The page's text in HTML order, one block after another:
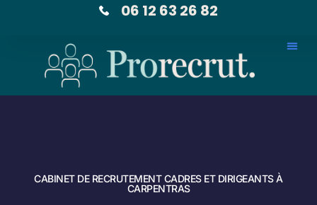
06 12 63 26 82
CABINET DE RECRUTEMENT CADRES ET DIRIGEANTS À
CARPENTRAS